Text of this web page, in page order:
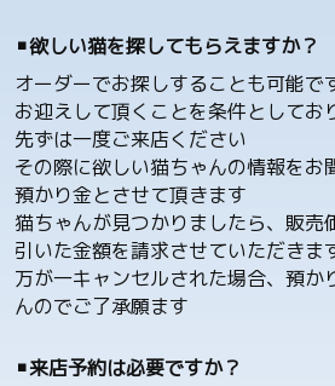
▪️欲しい猫を探してもらえますか？
オーダーでお探しすることも可能で
お迎えして頂くことを条件としてお
先ずは一度ご来店ください
その際に欲しい猫ちゃんの情報をお
預かり金とさせて頂きます
猫ちゃんが見つかりましたら、販売
引いた金額を請求させていただきま
万が一キャンセルされた場合、預か
んのでご了承願ます
▪️来店予約は必要ですか？